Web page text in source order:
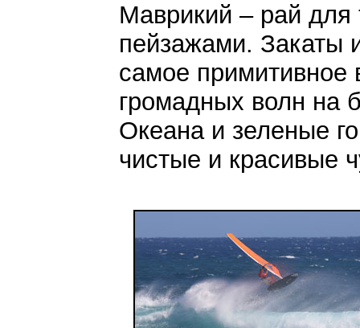
Маврикий – рай для
пейзажами. Закаты
самое
громадных волн на
Океана и зеленые
чистые и красивые